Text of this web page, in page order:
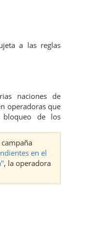
a las reglas
naciones de
operadoras que
de los
en el
, la operadora